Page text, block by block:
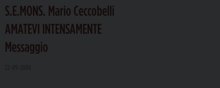
S.E.MONS. Mario Ceccobelli
AMATEVI INTENSAMENTE
Messaggio